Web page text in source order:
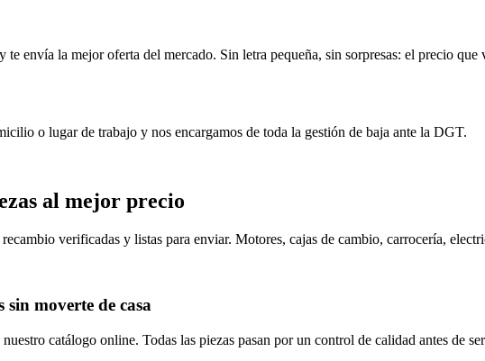
envía la mejor oferta del mercado. Sin letra pequeña, sin sorpresas: el precio que
o lugar de trabajo y nos encargamos de toda la gestión de baja ante la DGT.
al mejor precio
verificadas y listas para enviar. Motores, cajas de cambio, carrocería,
sin moverte de casa
catálogo online. Todas las piezas pasan por un control de calidad antes de